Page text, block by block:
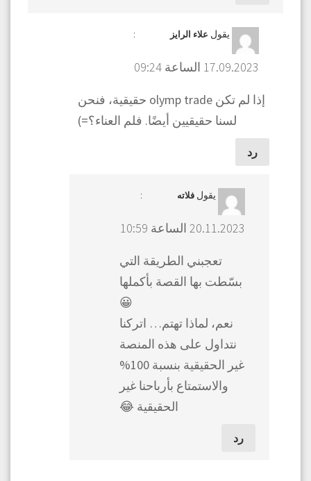
يقول علاء الرايز :
17.09.2023 الساعة 09:24
إذا لم تكن olymp trade حقيقية، فنحن
لسنا حقيقيين أيضًا. فلم العناء؟=)
رد
يقول فلاته :
20.11.2023 الساعة 10:59
تعجبني الطريقة التي
بسّطت بها القصة بأكملها
😀
نعم، لماذا تهتم… اتركنا
نتداول على هذه المنصة
غير الحقيقية بنسبة 100%
والاستمتاع بأرباحنا غير
الحقيقية 😂
رد